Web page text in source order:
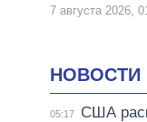
7 августа 2026,
НОВОСТИ
05:17
США